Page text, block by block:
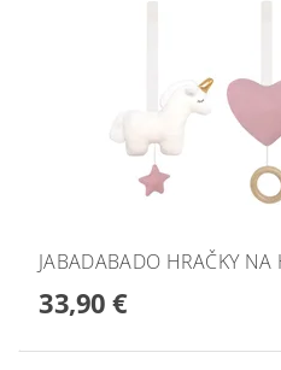
JABADABADO HRAČKY
33,90 €